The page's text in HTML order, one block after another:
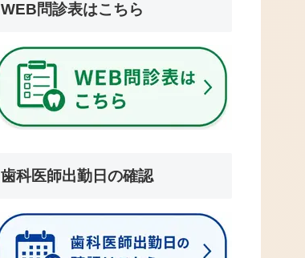
WEB問診表はこちら
歯科医師出勤日の確認